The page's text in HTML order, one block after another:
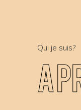
Qui je suis?
a